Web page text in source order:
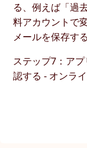
る、例えば「過
料アカウントで
メールを保存す
ステップ7：ア
認する - オンラ